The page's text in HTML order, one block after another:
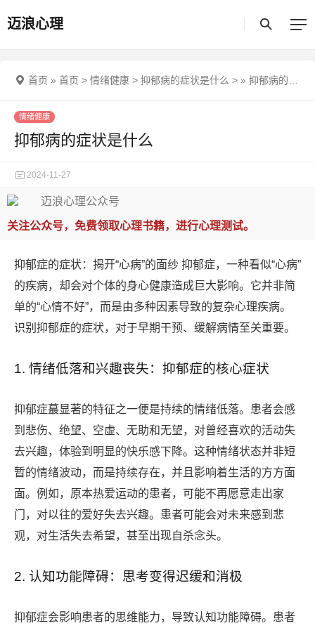
迈浪心理
首页 » 首页 > 情绪健康 > 抑郁病的症状是什么 > » 抑郁病的症状是什么
情绪健康
抑郁病的症状是什么
2024-11-27
关注公众号，免费领取心理书籍，进行心理测试。
抑郁症的症状：揭开“心病”的面纱 抑郁症，一种看似“心病”
的疾病，却会对个体的身心健康造成巨大影响。它并非简
单的“心情不好”，而是由多种因素导致的复杂心理疾病。
识别抑郁症的症状，对于早期干预、缓解病情至关重要。
1. 情绪低落和兴趣丧失：抑郁症的核心症状
抑郁症蕞显著的特征之一便是持续的情绪低落。患者会感
到悲伤、绝望、空虚、无助和无望，对曾经喜欢的活动失
去兴趣，体验到明显的快乐感下降。这种情绪状态并非短
暂的情绪波动，而是持续存在，并且影响着生活的方方面
面。例如，原本热爱运动的患者，可能不再愿意走出家
门，对以往的爱好失去兴趣。患者可能会对未来感到悲
观，对生活失去希望，甚至出现自杀念头。
2. 认知功能障碍：思考变得迟缓和消极
抑郁症会影响患者的思维能力，导致认知功能障碍。患者